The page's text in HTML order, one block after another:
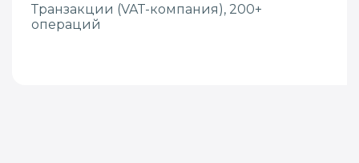
Транзакции (VAT-компания), 200+
операций